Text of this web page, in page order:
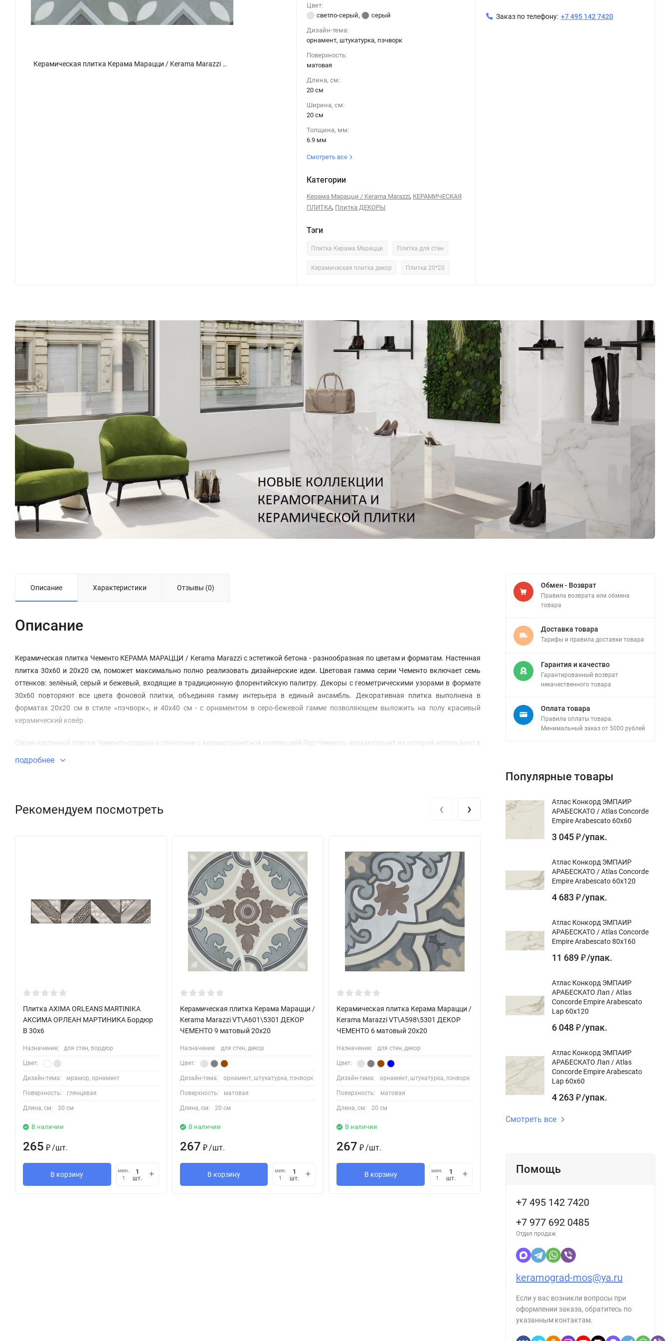
Керамическая плитка Керама Марацци / Kerama Marazzi VT\A595\5301 ДЕКОР ЧЕМЕНТО 3 матовый 20x20
Цвет:
светло-серый,
серый
Дизайн-тема:
орнамент, штукатурка, пэчворк
Поверхность:
матовая
Длина, см:
20 см
Ширина, см:
20 см
Толщина, мм:
6.9 мм
Смотреть все
Категории
Керама Марацци / Kerama Marazzi, КЕРАМИЧЕСКАЯ
ПЛИТКА, Плитка ДЕКОРЫ
Тэги
Плитка Керама Марацци Плитка для стен
Керамическая плитка декор Плитка 20*20
Заказ по телефону: +7 495 142 7420
Описание Характеристики Отзывы (0)
Описание
Керамическая плитка Чементо КЕРАМА МАРАЦЦИ / Kerama Marazzi с эстетикой бетона - разнообразная по цветам и форматам. Настенная
плитка 30х60 и 20х20 см, поможет максимально полно реализовать дизайнерские идеи. Цветовая гамма серии Чементо включает семь
оттенков: зелёный, серый и бежевый, входящие в традиционную флорентийскую палитру. Декоры с геометрическими узорами в формате
30х60 повторяют все цвета фоновой плитки, объединяя гамму интерьера в единый ансамбль. Декоративная плитка выполнена в
форматах 20х20 см в стиле «пэчворк», и 40х40 см - с орнаментом в серо-бежевой гамме позволяющем выложить на полу красивый
керамический ковёр.
Серия настенной плитки Чементо создана в сочетании с керамогранитной коллекцией Про Чементо, керамогранит из которой используют в
том числе в проектах с высокими требованиями к истираемости: материал окрашен в массе и может быть рекомендован для помещений с
подробнее
Рекомендуем посмотреть
Плитка AXIMA ORLEANS MARTINIKA
АКСИМА ОРЛЕАН МАРТИНИКА Бордюр
B 30x6
Назначение: для стен, бордюр
Цвет:
Дизайн-тема: мрамор, орнамент
Поверхность: глянцевая
Длина, см: 30 см
В наличии
265 ₽ /шт.
В корзину
мин.
1
шт.
Керамическая плитка Керама Марацци /
Kerama Marazzi VT\A601\5301 ДЕКОР
ЧЕМЕНТО 9 матовый 20x20
Назначение: для стен, декор
Цвет:
Дизайн-тема: орнамент, штукатурка, пэчворк
Поверхность: матовая
Длина, см: 20 см
В наличии
267 ₽ /шт.
В корзину
мин.
1
шт.
Керамическая плитка Керама Марацци /
Kerama Marazzi VT\A598\5301 ДЕКОР
ЧЕМЕНТО 6 матовый 20x20
Назначение: для стен, декор
Цвет:
Дизайн-тема: орнамент, штукатурка, пэчворк
Поверхность: матовая
Длина, см: 20 см
В наличии
267 ₽ /шт.
В корзину
мин.
1
шт.
Керамическая плитка Керама Марацци /
ЧЕМЕНТО 1 матовый 20x20
Цвет:
Дизайн-тема: орнамент, штукатурка, пэчворк
матовая
В корзину
‹ ›
Обмен - Возврат
Правила возврата или обмена
товара
Доставка товара
Тарифы и правила доставки товара
Гарантия и качество
Гарантированный возврат
некачественного товара
Оплата товара
Правила оплаты товара.
Минимальный заказ от 5000 рублей
Популярные товары
Атлас Конкорд ЭМПАИР
АРАБЕСКАТО / Atlas Concorde
Empire Arabescato 60x60
3 045 ₽ /упак.
Атлас Конкорд ЭМПАИР
АРАБЕСКАТО / Atlas Concorde
Empire Arabescato 60x120
4 683 ₽ /упак.
Атлас Конкорд ЭМПАИР
АРАБЕСКАТО / Atlas Concorde
Empire Arabescato 80x160
11 689 ₽ /упак.
Атлас Конкорд ЭМПАИР
АРАБЕСКАТО Лап / Atlas
Concorde Empire Arabescato
Lap 60x120
6 048 ₽ /упак.
Атлас Конкорд ЭМПАИР
АРАБЕСКАТО Лап / Atlas
Concorde Empire Arabescato
Lap 60x60
4 263 ₽ /упак.
Смотреть все
Помощь
+7 495 142 7420
+7 977 692 0485
Отдел продаж
keramograd-mos@ya.ru
Если у вас возникли вопросы при
оформлении заказа, обратитесь по
указанным контактам.